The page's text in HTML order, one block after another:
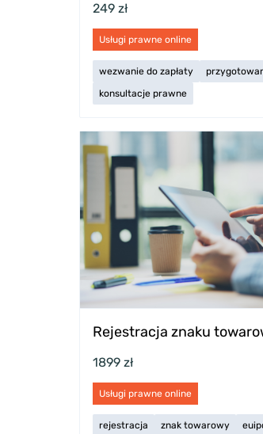
249 zł
Usługi prawne online
wezwanie do zapłaty
konsultacje prawne
Rejestracja znaku
1899 zł
Usługi prawne online
rejestracja znak towarowy